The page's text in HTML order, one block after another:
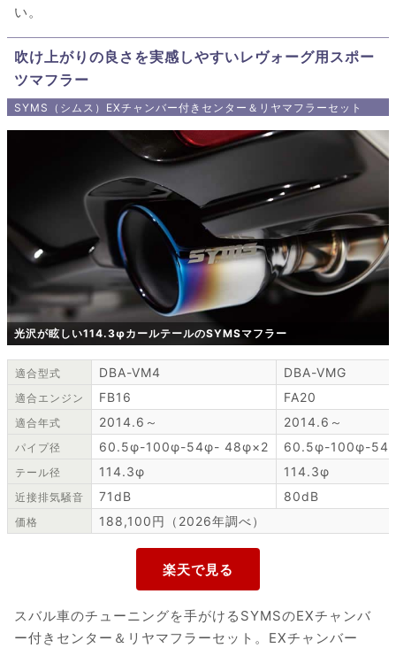
い。
吹け上がりの良さを実感しやすいレヴォーグ用スポー
ツマフラー
SYMS（シムス）EXチャンバー付きセンター＆リヤマフラーセット
光沢が眩しい114.3φカールテールのSYMSマフラー
適合型式 DBA-VM4 DBA-VMG
適合エンジン FB16 FA20
適合年式 2014.6～ 2014.6～
パイプ径 60.5φ-100φ-54φ- 48φ×2 60.5φ-100φ-
テール径 114.3φ 114.3φ
近接排気騒音 71dB 80dB
価格 188,100円（2026年調べ）
スバル車のチューニングを手がけるSYMSのEXチャンバ
ー付きセンター＆リヤマフラーセット。EXチャンバー